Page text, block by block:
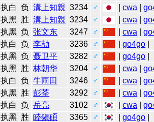
执白 负 溝上知親 3234 ♂ |cwa |
执黑 胜 溝上知親 3234 ♂ |cwa |
执黑 负 张文东 3247 ♂ |cwa |
执白 负 李劼 3236 ♂ |go4go
执黑 负 聂卫平 3282 ♂ |go4go
执黑 胜 林朝华 3204 ♂ |cwa |
执白 负 牛雨田 3246 ♂ |cwa |
执黑 胜 彭荃 3292 ♂ |cwa |
执白 负 岳亮 3102 ♂ |cwa |
执黑 胜 睦鎭碩 3365 ♂ |go4go